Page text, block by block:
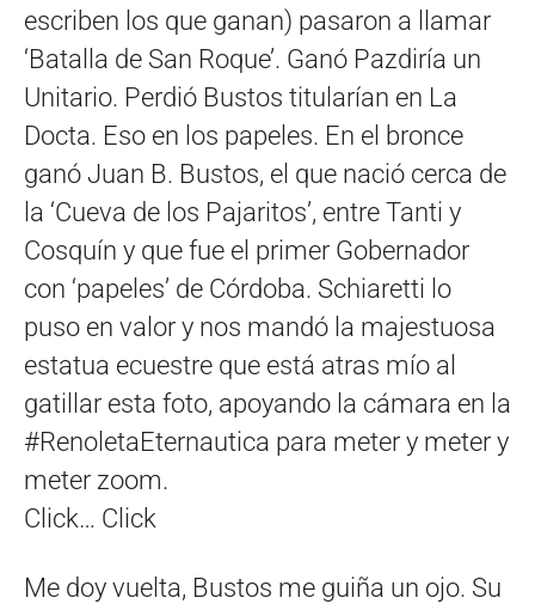
escriben los que ganan) pasaron a llamar
‘Batalla de San Roque’. Ganó Pazdiría un
Unitario. Perdió Bustos titularían en La
Docta. Eso en los papeles. En el bronce
ganó Juan B. Bustos, el que nació cerca de
la ‘Cueva de los Pajaritos’, entre Tanti y
Cosquín y que fue el primer Gobernador
con ‘papeles’ de Córdoba. Schiaretti lo
puso en valor y nos mandó la majestuosa
estatua ecuestre que está atras mío al
gatillar esta foto, apoyando la cámara en la
#RenoletaEternautica para meter y meter y
meter zoom.
Click… Click
Me doy vuelta, Bustos me guiña un ojo. Su